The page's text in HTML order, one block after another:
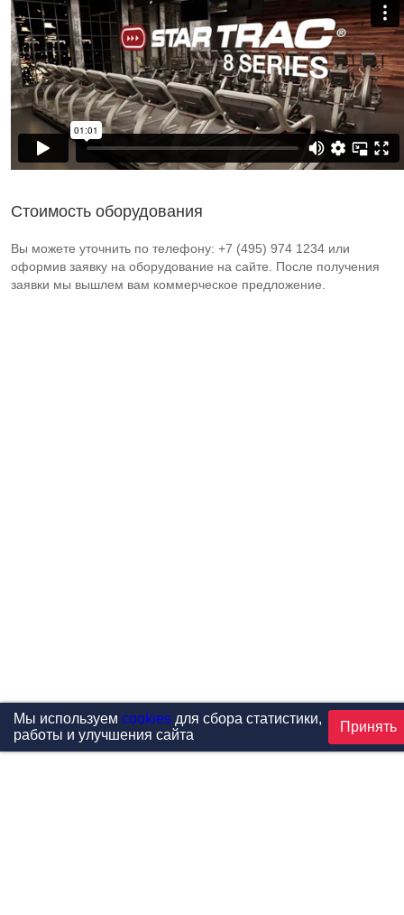
Стоимость оборудования
Вы можете уточнить по телефону: +7 (495) 974 1234 или
оформив заявку на оборудование на сайте. После получения
заявки мы вышлем вам коммерческое предложение.
Мы используем cookiesдля сбора статистики,
работы и улучшения сайта
Принять